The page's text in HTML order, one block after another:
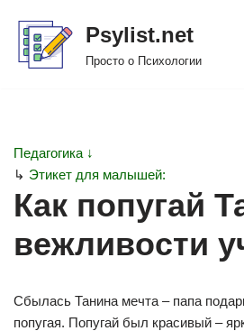
Перейти
Psylist.net
Просто о Психологии
Педагогика ↓
↳ Этикет для малышей:
Как попугай
вежливости
Сбылась Танина мечта – папа
попугая. Попугай был красивый –